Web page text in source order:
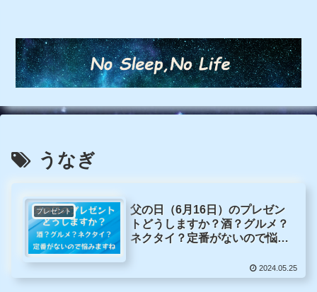
うなぎ
プレゼント
父の日（6月16日）のプレゼン
トどうしますか？酒？グルメ？
ネクタイ？定番がないので悩み
2024.05.25